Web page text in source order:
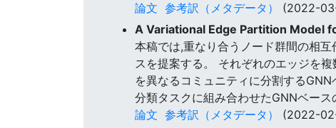
論文 参考訳（メタデータ）
(2022-
A Variational Edge Partition Model
本稿では,重なり合うノード群間の相
スを提案する。 それぞれのエッジを
を異なるコミュニティに分割する
分類タスクに組み合わせたGNNベース
論文 参考訳（メタデータ）
(2022-